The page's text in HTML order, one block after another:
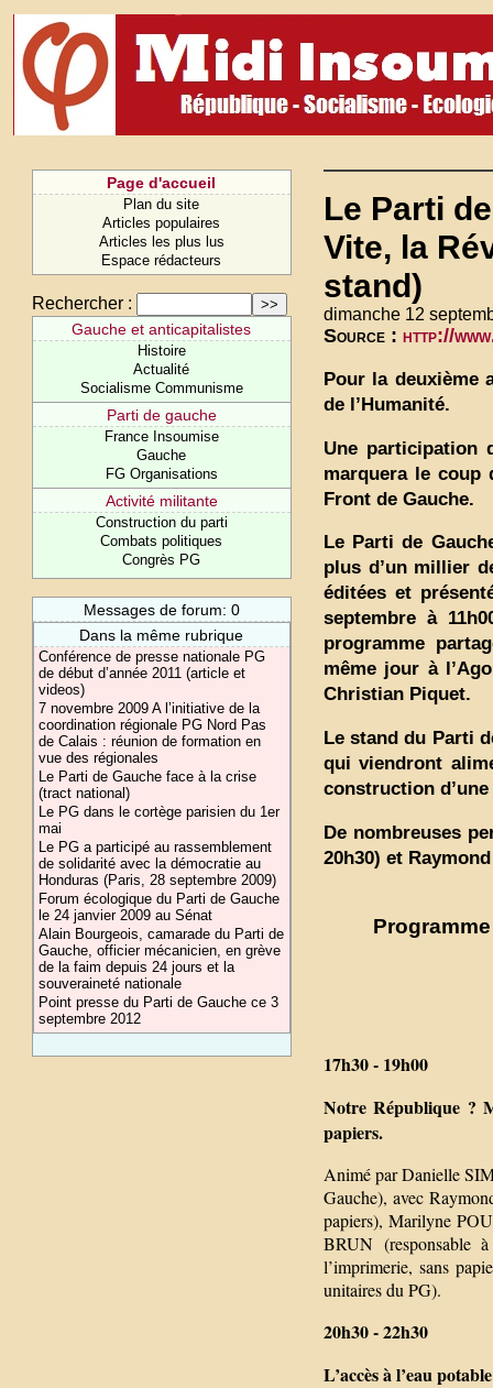
Page d'accueil
Plan du site
Articles populaires
Articles les plus lus
Espace rédacteurs
Rechercher :
Gauche et anticapitalistes
Histoire
Actualité
Socialisme Communisme
Parti de gauche
France Insoumise
Gauche
FG Organisations
Activité militante
Construction du parti
Combats politiques
Congrès PG
Messages de forum: 0
Dans la même rubrique
Conférence de presse nationale PG
de début d’année 2011 (article et
videos)
7 novembre 2009 A l’initiative de la
coordination régionale PG Nord Pas
de Calais : réunion de formation en
vue des régionales
Le Parti de Gauche face à la crise
(tract national)
Le PG dans le cortège parisien du 1er
mai
Le PG a participé au rassemblement
de solidarité avec la démocratie au
Honduras (Paris, 28 septembre 2009)
Forum écologique du Parti de Gauche
le 24 janvier 2009 au Sénat
Alain Bourgeois, camarade du Parti de
Gauche, officier mécanicien, en grève
de la faim depuis 24 jours et la
souveraineté nationale
Point presse du Parti de Gauche ce 3
septembre 2012
Le Parti
Vite, la
stand)
dimanche 12
Source : http://
Pour la deuxième
de l’Humanité.
Une participation
marquera le coup
Front de Gauche.
Le Parti de
plus d’un millier
éditées et
septembre à
programme
même jour à
Christian Piquet.
Le stand du Parti
qui viendront
construction
De nombreuses
20h30) et
17h30 - 19h00
Notre République ?
papiers.
Animé par Danielle
Gauche), avec
papiers), Marilyne
BRUN (responsable
l’imprimerie, sans
unitaires du PG).
20h30 - 22h30
L’accès à l’eau